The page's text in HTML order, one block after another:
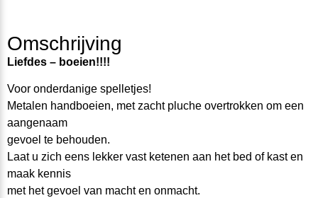
Omschrijving
Liefdes – boeien!!!!
Voor onderdanige spelletjes!
Metalen handboeien, met zacht pluche overtrokken om een
aangenaam
gevoel te behouden.
Laat u zich eens lekker vast ketenen aan het bed of kast en
maak kennis
met het gevoel van macht en onmacht.